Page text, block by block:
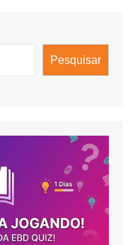
Pesquisar